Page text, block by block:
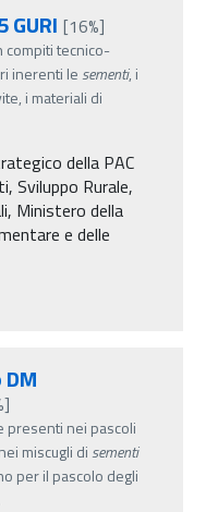
GURI [16%]
compiti tecnico-
inerenti le sementi, i
i materiali di
della PAC
Sviluppo Rurale,
Ministero della
e delle
presenti nei pascoli
miscugli di sementi
per il pascolo degli